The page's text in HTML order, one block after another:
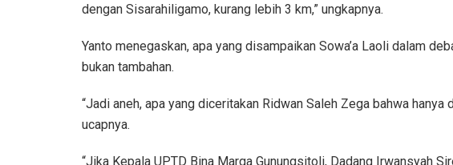
dengan Sisarahiligamo, kurang lebih 3 km,” ungkapnya.
Yanto menegaskan, apa yang disampaikan Sowa’a Laoli dalam
bukan tambahan.
“Jadi aneh, apa yang diceritakan Ridwan Saleh Zega bahwa
ucapnya.
“Jika Kepala UPTD Bina Marga Gunungsitoli, Dadang Irwansyah